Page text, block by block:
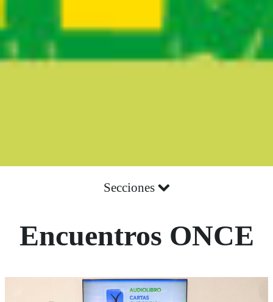
Secciones
Encuentros ONCE